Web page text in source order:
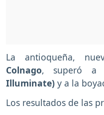
La antioqueña,
Colnago, superó
Illuminate) y a la
Los resultados de las